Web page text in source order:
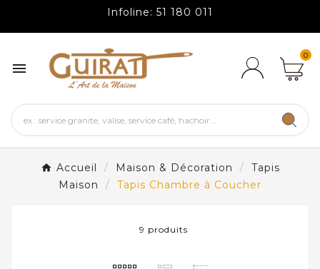
Infoline: 51 180 011

0
Accueil Maison & Décoration
Tapis
Maison
Tapis Chambre à Coucher
9 produits